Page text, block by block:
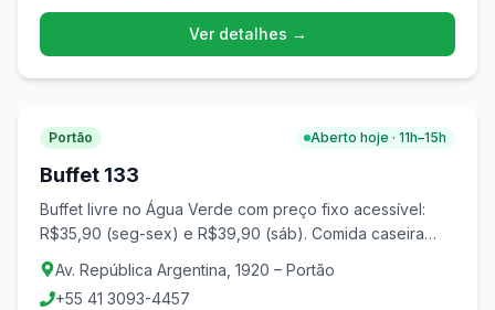
Ver detalhes →
Portão Aberto hoje · 11h–15h
Buffet 133
Buffet livre no Água Verde com preço fixo acessível:
R$35,90 (seg-sex) e R$39,90 (sáb). Comida caseira
variada com churrasco.
Av. República Argentina, 1920 – Portão
+55 41 3093-4457